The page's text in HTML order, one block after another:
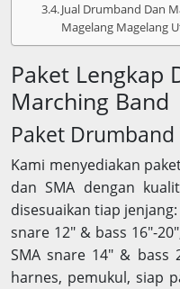
Jual Drumband Dan
Magelang Magelang
Paket Lengkap
Marching Band
Paket Drumband
Kami menyediakan
dan SMA dengan
disesuaikan tiap jenjang:
snare 12″ & bass 16″-
SMA snare 14″ & bass
harnes, pemukul, siap